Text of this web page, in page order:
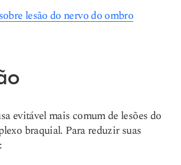
lesão do nervo do ombro
evitável mais comum de lesões do
braquial. Para reduzir suas